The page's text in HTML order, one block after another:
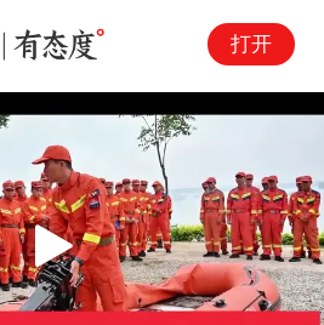
打开
Play